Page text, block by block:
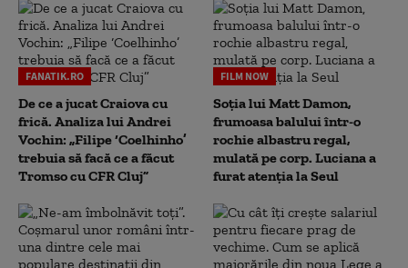
FANATIK.RO
De ce a jucat Craiova cu
frică. Analiza lui Andrei
Vochin: „Filipe ‘Coelhinho’
trebuia să facă ce a făcut
Tromso cu CFR Cluj”
FILM NOW
Soția lui Matt Damon,
frumoasa balului într-o
rochie albastru regal,
mulată pe corp. Luciana a
furat atenția la Seul